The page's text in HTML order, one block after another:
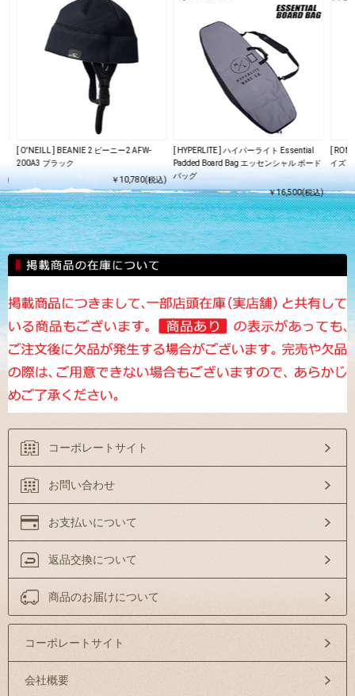
)
[ O'NEILL ] BEANIE 2 ビーニー2 AFW-
200A3 ブラック
￥10,780(税込)
[ HYPERLITE ] ハイパーライト Essential
Padded Board Bag エッセンシャル ボード
バッグ
￥16,500(税込)
[
イズ
コーポレートサイト
お問い合わせ
お支払いについて
返品交換について
商品のお届けについて
コーポレートサイト
会社概要